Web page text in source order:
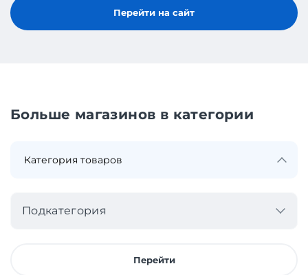
Перейти на сайт
Больше магазинов в категории
Подкатегория
Перейти